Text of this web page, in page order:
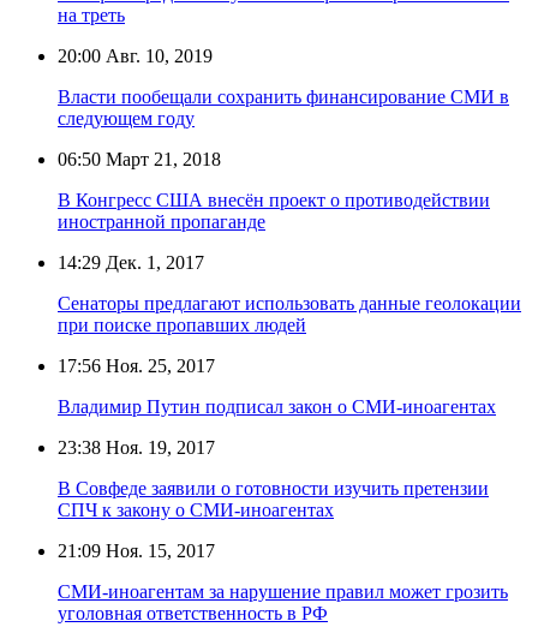
на треть
20:00 Авг. 10, 2019
Власти пообещали сохранить финансирование СМИ в
следующем году
06:50 Март 21, 2018
В Конгресс США внесён проект о противодействии
иностранной пропаганде
14:29 Дек. 1, 2017
Сенаторы предлагают использовать данные геолокации
при поиске пропавших людей
17:56 Ноя. 25, 2017
Владимир Путин подписал закон о СМИ-иноагентах
23:38 Ноя. 19, 2017
В Совфеде заявили о готовности изучить претензии
СПЧ к закону о СМИ-иноагентах
21:09 Ноя. 15, 2017
СМИ-иноагентам за нарушение правил может грозить
уголовная ответственность в РФ